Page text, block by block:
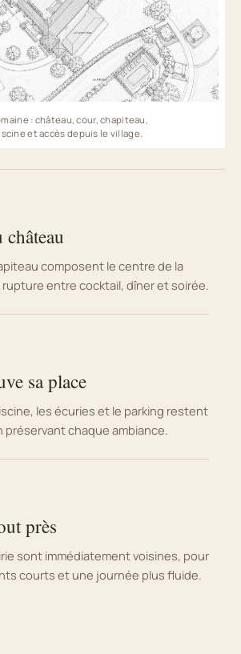
: château, cour, chapiteau,
et accès depuis le village.
composent le centre de la
entre cocktail, dîner et soirée.
sa place
les écuries et le parking restent
chaque ambiance.
près
sont immédiatement voisines, pour
courts et une journée plus fluide.